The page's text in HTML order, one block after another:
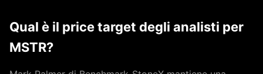
Qual è il price target degli analisti per
MSTR?